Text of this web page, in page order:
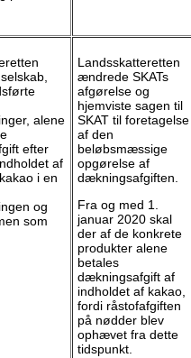
alene
efter
af
i en
og
som
Landsskatteretten
ændrede SKATs
afgørelse og
hjemviste sagen til
SKAT til foretagelse
af den
beløbsmæssige
opgørelse af
dækningsafgiften.
Fra og med 1.
januar 2020 skal
der af de konkrete
produkter alene
betales
dækningsafgift af
indholdet af kakao,
fordi råstofafgiften
på nødder blev
ophævet fra dette
tidspunkt.